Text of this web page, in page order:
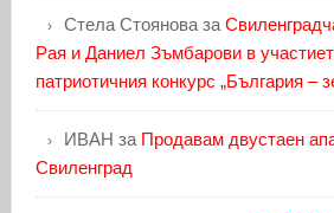
Стела Стояноваза
Рая и Даниел Зъмбарови в
патриотичния конкурс „България –
ИВАН за Продавам двустаен
Свиленград